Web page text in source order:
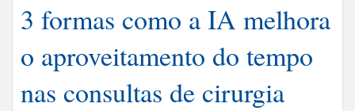
3 formas como a IA melhora
o aproveitamento do tempo
nas consultas de cirurgia